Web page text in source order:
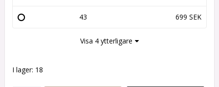
43 699 SEK
Visa 4 ytterligare
I lager: 18